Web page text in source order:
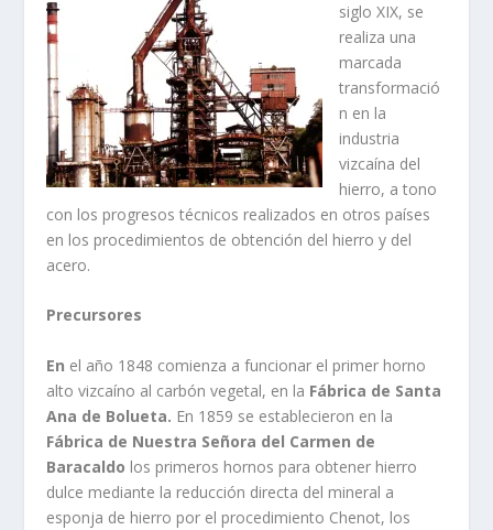
siglo XIX, se
realiza una
marcada
transformació
n en la
industria
vizcaí­na del
hierro, a tono
con los progresos técnicos realizados en otros paí­ses
en los procedimientos de obtención del hierro y del
acero.
Precursores
En el año 1848 comienza a funcionar el primer horno
alto vizcaí­no al carbón vegetal, en la Fábrica de Santa
Ana de Bolueta. En 1859 se establecieron en la
Fábrica de Nuestra Señora del Carmen de
Baracaldo los primeros hornos para obtener hierro
dulce mediante la reducción directa del mineral a
esponja de hierro por el procedimiento Chenot, los